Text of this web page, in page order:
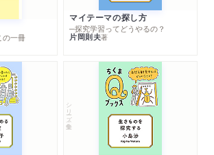
の一冊
マイテーマの探し方
─探究学習ってどうやるの？
片岡則夫著
シリーズ・全集